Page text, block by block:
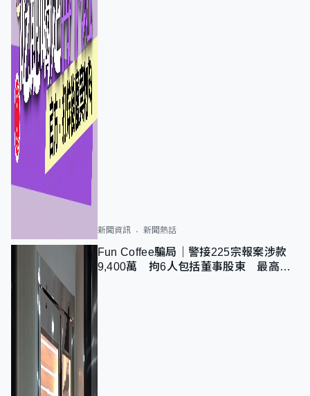
新聞資訊 新聞熱話
Fun Coffee騙局｜警接225宗報案涉款
9,400萬 拘6人包括董事股東 最高金